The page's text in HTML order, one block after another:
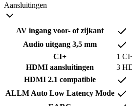
Aansluitingen
AV ingang voor- of zijkant
Audio uitgang 3,5 mm
CI+
1
HDMI aansluitingen
3
HDMI 2.1 compatible
ALLM Auto Low Latency Mode